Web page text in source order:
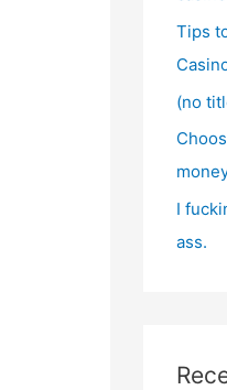
Tips
(no
I
ass.